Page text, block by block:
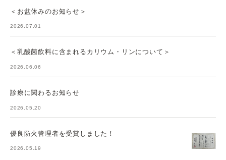
＜お盆休みのお知らせ＞
2026.07.01
＜乳酸菌飲料に含まれるカリウム・リンについて＞
2026.06.06
診療に関わるお知らせ
2026.05.20
優良防火管理者を受賞しました！
2026.05.19